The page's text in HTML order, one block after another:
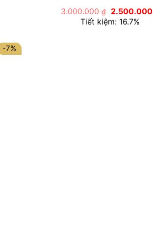
3.000.000₫
Giá
gốc
là:
2.500.000
Tiết kiệm: 16.7%
-7%